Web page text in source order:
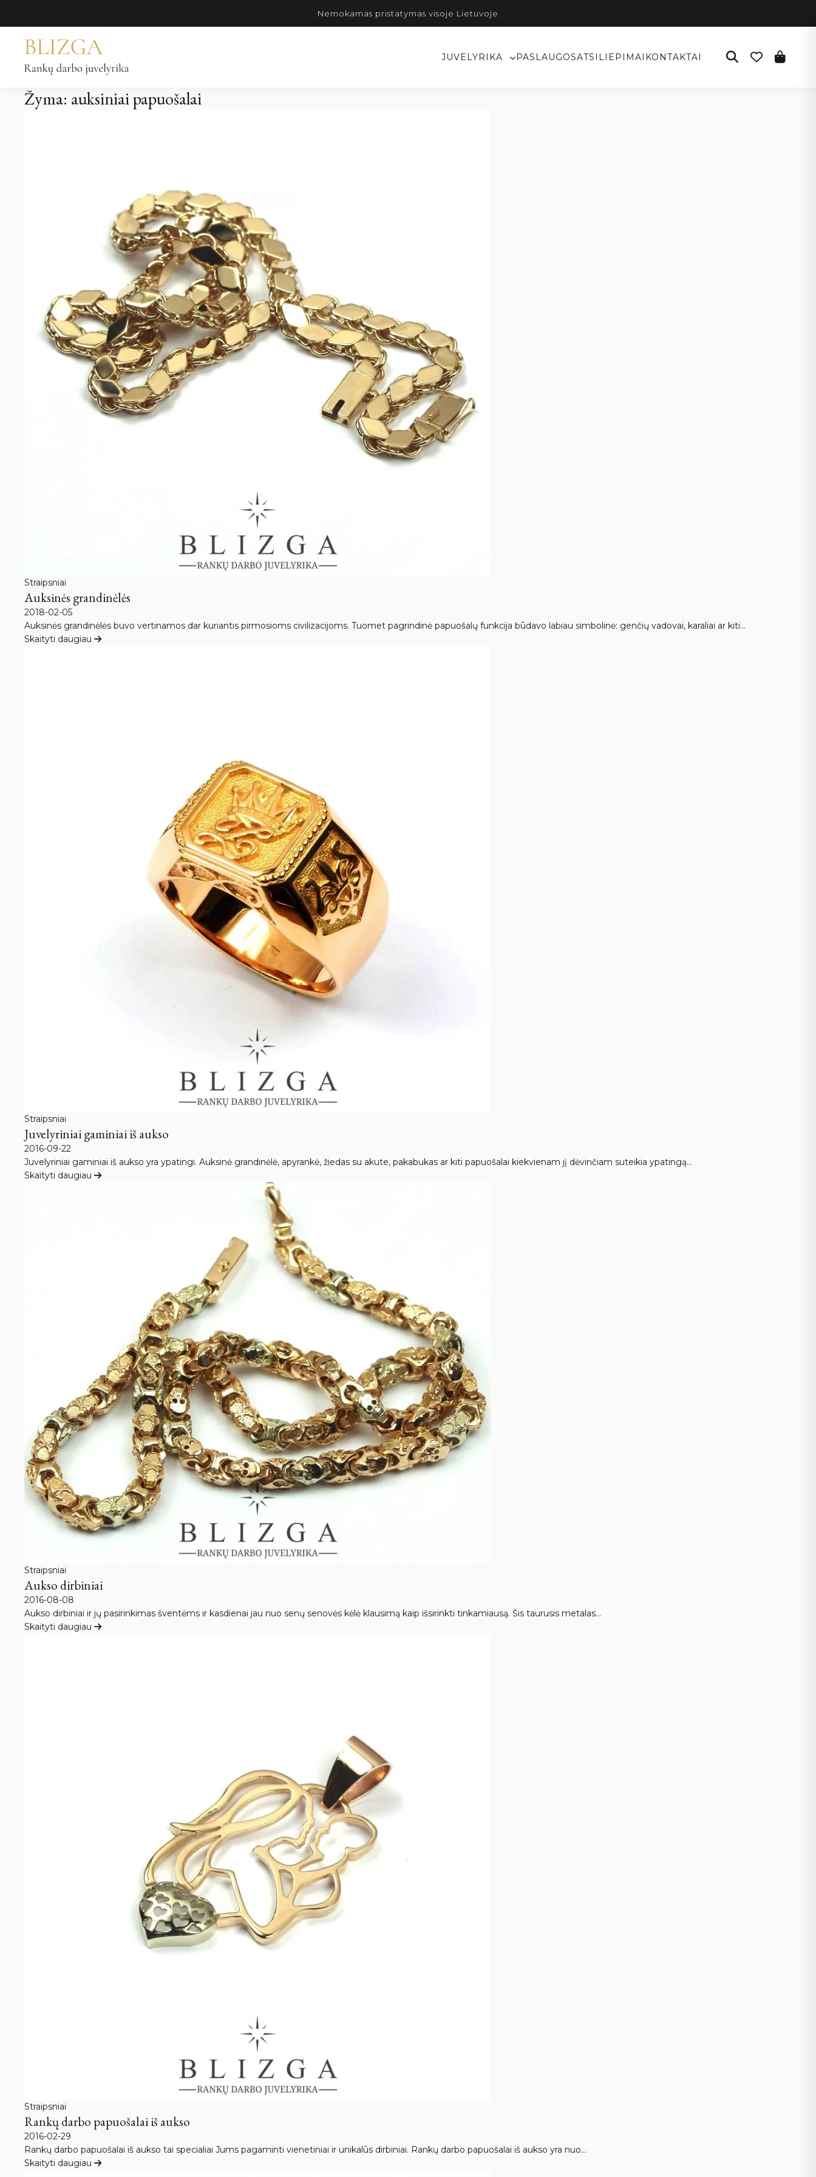
Nemokamas pristatymas visoje Lietuvoje
JUVELYRIKA PASLAUGOSATSILIEPIMAI KONTAKTAI
Žyma: auksiniai papuošalai
Straipsniai
Auksinės grandinėlės
2018-02-05
Auksinės grandinėlės buvo vertinamos dar kuriantis pirmosioms civilizacijoms. Tuomet pagrindinė papuošalų funkcija būdavo labiau simbolinė: genčių vadovai, karaliai ar kiti…
Skaityti daugiau
Straipsniai
Juvelyriniai gaminiai iš aukso
2016-09-22
Juvelyriniai gaminiai iš aukso yra ypatingi. Auksinė grandinėlė, apyrankė, žiedas su akute, pakabukas ar kiti papuošalai kiekvienam jį dėvinčiam suteikia ypatingą…
Skaityti daugiau
Straipsniai
Aukso dirbiniai
2016-08-08
Aukso dirbiniai ir jų pasirinkimas šventėms ir kasdienai jau nuo senų senovės kėlė klausimą kaip išsirinkti tinkamiausą. Šis taurusis metalas…
Skaityti daugiau
Straipsniai
Rankų darbo papuošalai iš aukso
2016-02-29
Rankų darbo papuošalai iš aukso tai specialiai Jums pagaminti vienetiniai ir unikalūs dirbiniai. Rankų darbo papuošalai iš aukso yra nuo…
Skaityti daugiau